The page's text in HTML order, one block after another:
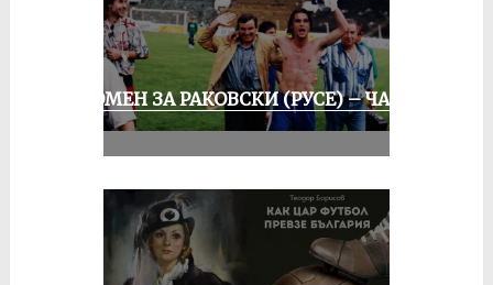
СПОМЕН ЗА РАКОВСКИ (РУСЕ) – ЧАСТ